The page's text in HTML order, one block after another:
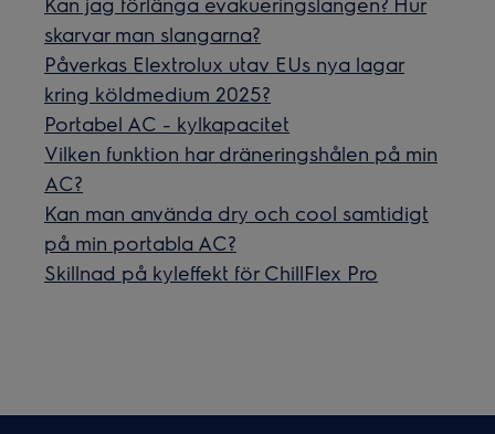
skarvar man slangarna?
Påverkas Elextrolux utav EUs nya lagar
kring köldmedium 2025?
Portabel AC - kylkapacitet
Vilken funktion har dräneringshålen på min
AC?
Kan man använda dry och cool samtidigt
på min portabla AC?
Skillnad på kyleffekt för ChillFlex Pro